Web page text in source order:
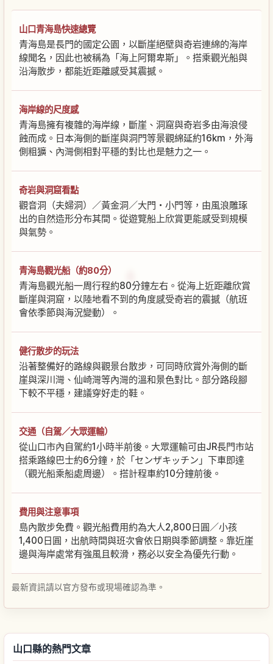
山口青海島快速總覽
青海島是長門的國定公園，以斷崖絕壁與奇岩連綿的海岸
線聞名，因此也被稱為「海上阿爾卑斯」。搭乘觀光船與
沿海散步，都能近距離感受其震撼。
海岸線的尺度感
青海島擁有複雜的海岸線，斷崖、洞窟與奇岩多由海浪侵
蝕而成。日本海側的斷崖與洞門等景觀綿延約16km，外海
側粗獷、內灣側相對平穩的對比也是魅力之一。
奇岩與洞窟看點
觀音洞（夫婦洞）／黃金洞／大門・小門等，由風浪雕琢
出的自然造形分布其間。從遊覽船上欣賞更能感受到規模
與氣勢。
青海島觀光船（約80分）
青海島觀光船一周行程約80分鐘左右。從海上近距離欣賞
斷崖與洞窟，以陸地看不到的角度感受奇岩的震撼（航班
會依季節與海況變動）。
健行散步的玩法
沿著整備好的路線與觀景台散步，可同時欣賞外海側的斷
崖與深川灣、仙崎灣等內灣的溫和景色對比。部分路段腳
下較不平穩，建議穿好走的鞋。
交通（自駕／大眾運輸）
從山口市內自駕約1小時半前後。大眾運輸可由JR長門市站
搭乘路線巴士約6分鐘，於「センザキッチン」下車即達
（觀光船乘船處周邊）。搭計程車約10分鐘前後。
費用與注意事項
島內散步免費。觀光船費用約為大人2,800日圓／小孩
1,400日圓，出航時間與班次會依日期與季節調整。靠近崖
邊與海岸處常有強風且較滑，務必以安全為優先行動。
最新資訊請以官方發布或現場確認為準。
山口縣的熱門文章